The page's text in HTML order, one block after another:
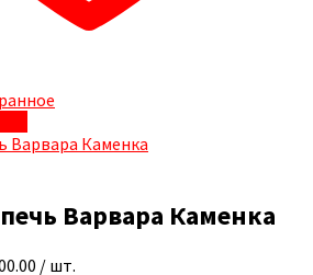
Варвара Каменка
/ шт.